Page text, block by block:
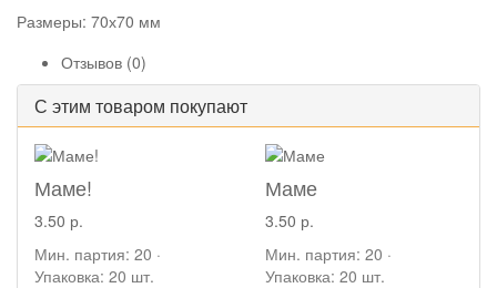
Размеры: 70х70 мм
Отзывов (0)
С этим товаром покупают
Маме!
3.50 р.
Мин. партия: 20 ·
Упаковка: 20 шт.
Маме
3.50 р.
Мин. партия: 20 ·
Упаковка: 20 шт.